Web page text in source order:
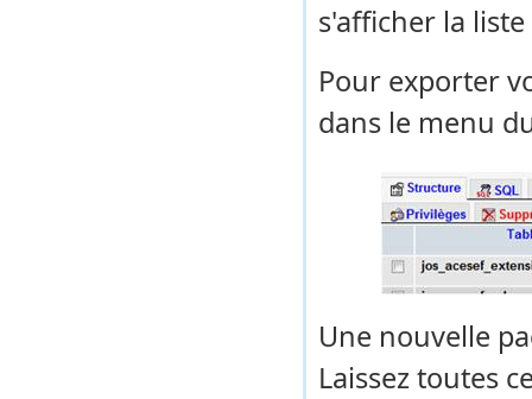
s'afficher la
Pour exporter
dans le menu
Une nouvelle
Laissez toutes